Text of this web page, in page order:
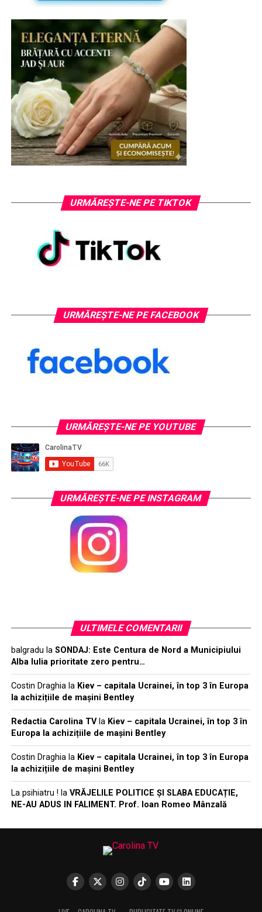
URMĂREȘTE-NE PE TIKTOK
URMĂREȘTE-NE PE FACEBOOK
URMĂREŞTE-NE PE YOUTUBE
URMĂREŞTE-NE PE INSTAGRAM
ULTIMELE COMENTARII
balgradu la SONDAJ: Este Centura de Nord a Municipiului
Alba Iulia prioritate zero pentru…
Costin Draghiala Kiev – capitala Ucrainei, în top 3 în Europa
la achizițiile de mașini Bentley
Redactia Carolina TVla Kiev – capitala Ucrainei, în top 3 în
Europa la achizițiile de mașini Bentley
Costin Draghiala Kiev – capitala Ucrainei, în top 3 în Europa
la achizițiile de mașini Bentley
La psihiatru ! la VRĂJELILE POLITICE ȘI SLABA EDUCAȚIE,
NE-AU ADUS IN FALIMENT. Prof. Ioan Romeo Mânzală